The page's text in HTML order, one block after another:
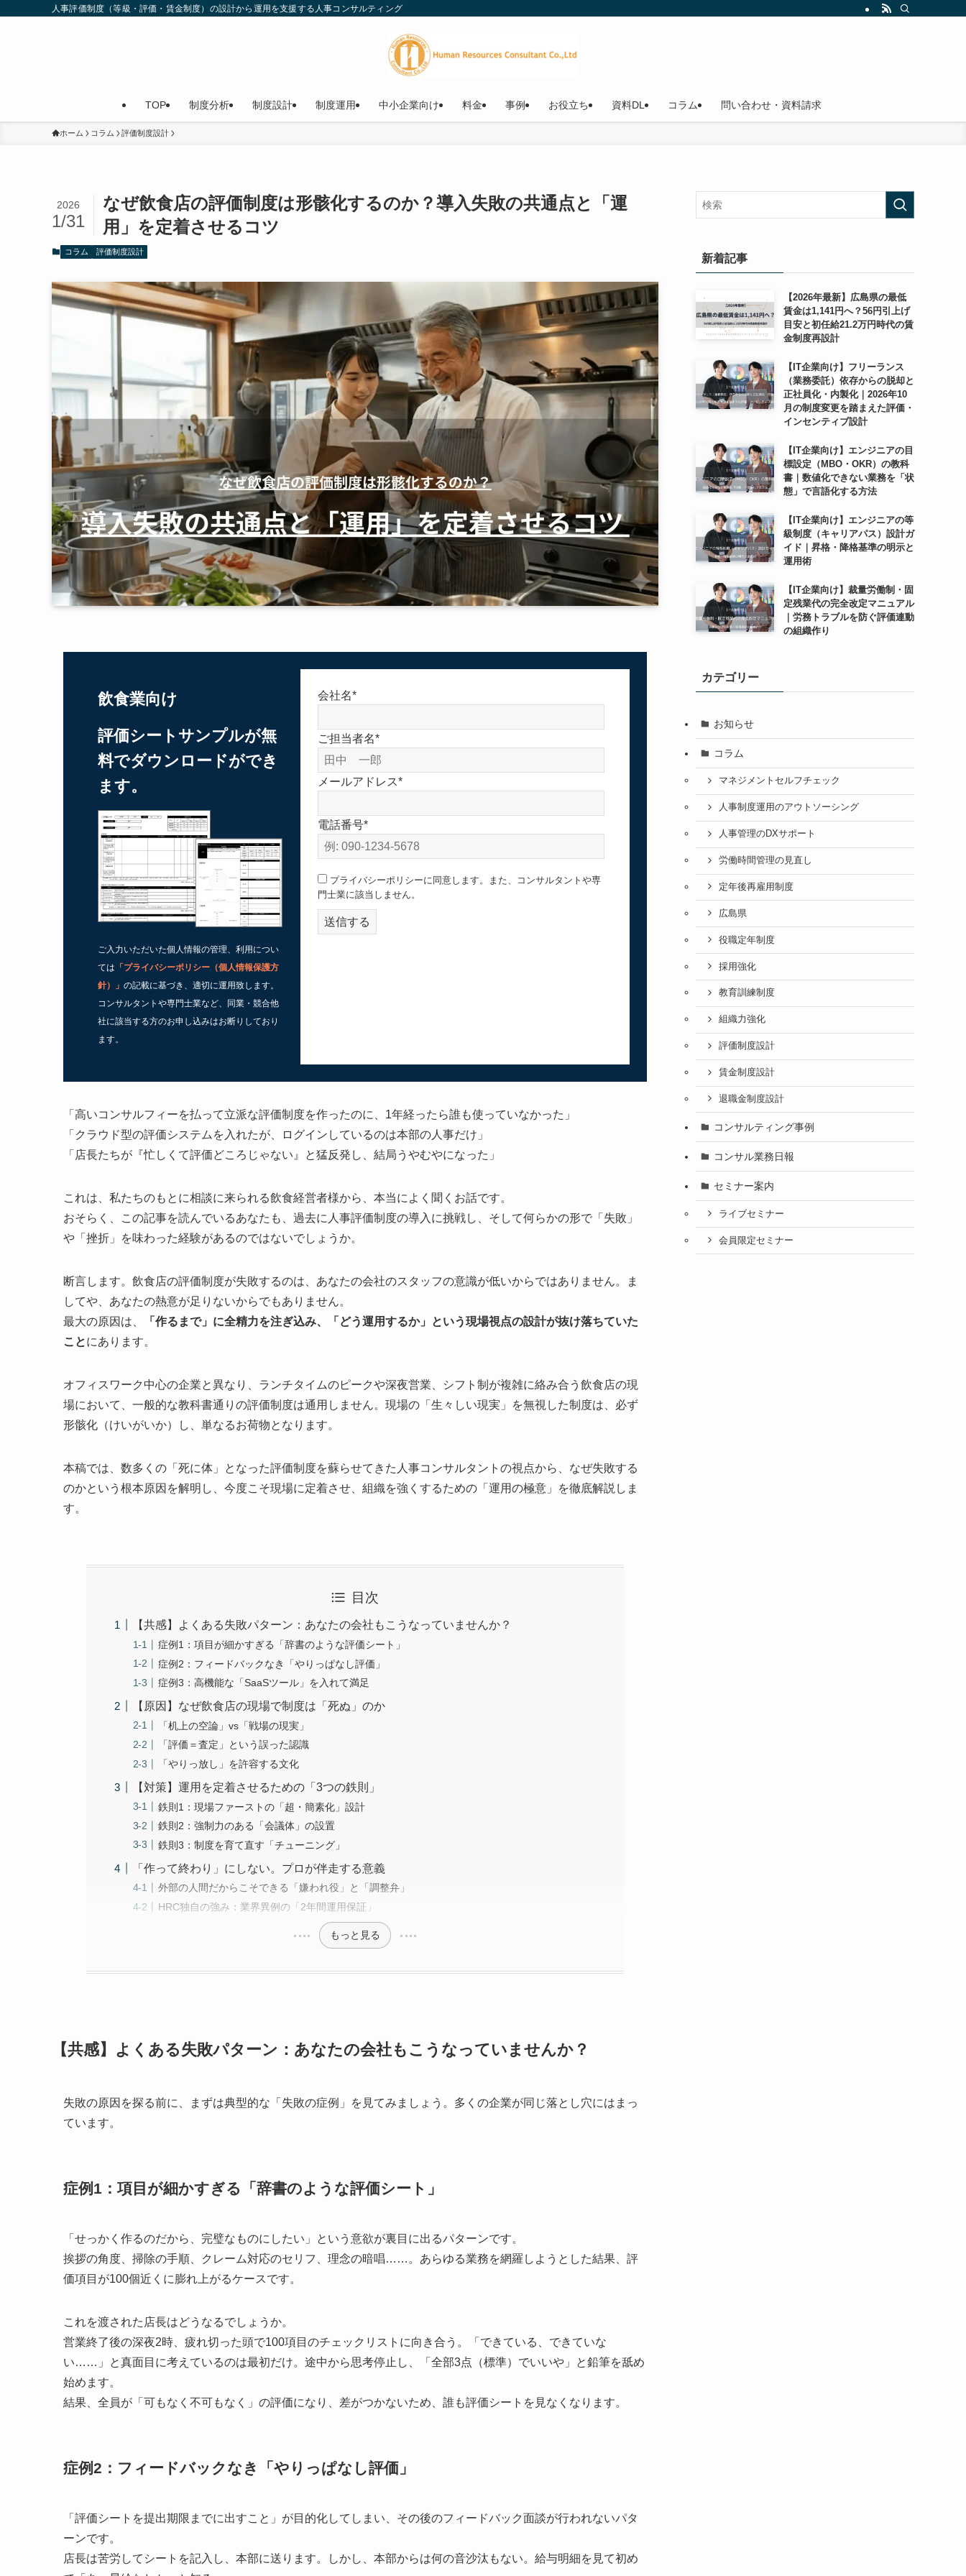
人事評価制度（等級・評価・賃金制度）の設計から運用を支援する人事コンサルティング
TOP 制度分析 制度設計 制度運用 中小企業向け 料金 事例 お役立ち 資料DL コラム 問い合わせ・資料請求
ホーム コラム 評価制度設計
なぜ飲食店の評価制度は形骸化するのか？導入失敗の共通点と「運
用」を定着させるコツ
2026
1/31
コラム 評価制度設計
飲食業向け
評価シートサンプルが無
料でダウンロードができ
ます。
ご入力いただいた個人情報の管理、利用につい
ては 「プライバシーポリシー（個人情報保護方
針）
」 の記載に基づき、適切に運用致します。
コンサルタントや専門士業など、同業・競合他
社に該当する方のお申し込みはお断りしており
ます。
会社名*
ご担当者名*
メールアドレス*
電話番号*
プライバシーポリシーに同意します。また、コンサルタントや専
門士業に該当しません。
「高いコンサルフィーを払って立派な評価制度を作ったのに、1年経ったら誰も使っていなかった」
「クラウド型の評価システムを入れたが、ログインしているのは本部の人事だけ」
「店長たちが『忙しくて評価どころじゃない』と猛反発し、結局うやむやになった」
これは、私たちのもとに相談に来られる飲食経営者様から、本当によく聞くお話です。
おそらく、この記事を読んでいるあなたも、過去に人事評価制度の導入に挑戦し、そして何らかの形で「失敗」
や「挫折」を味わった経験があるのではないでしょうか。
断言します。飲食店の評価制度が失敗するのは、あなたの会社のスタッフの意識が低いからではありません。ま
してや、あなたの熱意が足りないからでもありません。
最大の原因は、
「作るまで」に全精力を注ぎ込み、「どう運用するか」という現場視点の設計が抜け落ちていた
ことにあります。
オフィスワーク中心の企業と異なり、ランチタイムのピークや深夜営業、シフト制が複雑に絡み合う飲食店の現
場において、一般的な教科書通りの評価制度は通用しません。現場の「生々しい現実」を無視した制度は、必ず
形骸化（けいがいか）し、単なるお荷物となります。
本稿では、数多くの「死に体」となった評価制度を蘇らせてきた人事コンサルタントの視点から、なぜ失敗する
のかという根本原因を解明し、今度こそ現場に定着させ、組織を強くするための「運用の極意」を徹底解説しま
す。
目次
【共感】よくある失敗パターン：あなたの会社もこうなっていませんか？
症例1：項目が細かすぎる「辞書のような評価シート」
症例2：フィードバックなき「やりっぱなし評価」
症例3：高機能な「SaaSツール」を入れて満足
【原因】なぜ飲食店の現場で制度は「死ぬ」のか
「机上の空論」vs「戦場の現実」
「評価＝査定」という誤った認識
「やりっ放し」を許容する文化
【対策】運用を定着させるための「3つの鉄則」
鉄則1：現場ファーストの「超・簡素化」設計
鉄則2：強制力のある「会議体」の設置
鉄則3：制度を育て直す「チューニング」
「作って終わり」にしない。プロが伴走する意義
外部の人間だからこそできる「嫌われ役」と「調整弁」
HRC独自の強み：業界異例の「2年間運用保証」
もっと見る
【共感】よくある失敗パターン：あなたの会社もこうなっていませんか？
失敗の原因を探る前に、まずは典型的な「失敗の症例」を見てみましょう。多くの企業が同じ落とし穴にはまっ
ています。
症例1：項目が細かすぎる「辞書のような評価シート」
「せっかく作るのだから、完璧なものにしたい」という意欲が裏目に出るパターンです。
挨拶の角度、掃除の手順、クレーム対応のセリフ、理念の暗唱……。あらゆる業務を網羅しようとした結果、評
価項目が100個近くに膨れ上がるケースです。
これを渡された店長はどうなるでしょうか。
営業終了後の深夜2時、疲れ切った頭で100項目のチェックリストに向き合う。「できている、できていな
い……」と真面目に考えているのは最初だけ。途中から思考停止し、「全部3点（標準）でいいや」と鉛筆を舐め
始めます。
結果、全員が「可もなく不可もなく」の評価になり、差がつかないため、誰も評価シートを見なくなります。
症例2：フィードバックなき「やりっぱなし評価」
「評価シートを提出期限までに出すこと」が目的化してしまい、その後のフィードバック面談が行われないパタ
ーンです。
店長は苦労してシートを記入し、本部に送ります。しかし、本部からは何の音沙汰もない。給与明細を見て初め
新着記事
【2026年最新】広島県の最低
賃金は1,141円へ？56円引上げ
目安と初任給21.2万円時代の賃
金制度再設計
【IT企業向け】フリーランス
（業務委託）依存からの脱却と
正社員化・内製化｜2026年10
月の制度変更を踏まえた評価・
インセンティブ設計
【IT企業向け】エンジニアの目
標設定（MBO・OKR）の教科
書｜数値化できない業務を「状
態」で言語化する方法
【IT企業向け】エンジニアの等
級制度（キャリアパス）設計ガ
イド｜昇格・降格基準の明示と
運用術
【IT企業向け】裁量労働制・固
定残業代の完全改定マニュアル
｜労務トラブルを防ぐ評価連動
の組織作り
カテゴリー
お知らせ
コラム
マネジメントセルフチェック
人事制度運用のアウトソーシング
人事管理のDXサポート
労働時間管理の見直し
定年後再雇用制度
広島県
役職定年制度
採用強化
教育訓練制度
組織力強化
評価制度設計
賃金制度設計
退職金制度設計
コンサルティング事例
コンサル業務日報
セミナー案内
ライブセミナー
会員限定セミナー